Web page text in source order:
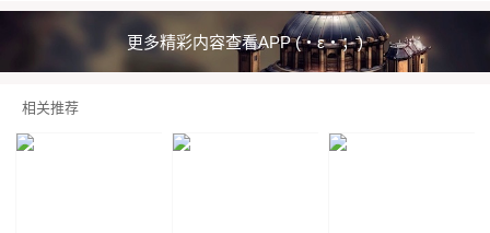
更多精彩内容查看APP (・ε・；)
相关推荐